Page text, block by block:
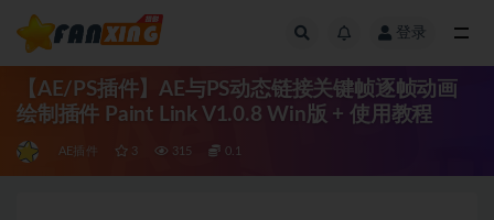
登录
【AE/PS插件】AE与PS动态链接关键帧逐帧动画
绘制插件 Paint Link V1.0.8 Win版 + 使用教程
AE插件 3 315 0.1